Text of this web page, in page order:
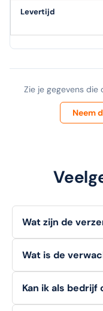
Levertijd
Zie je gegevens die
Neem
Wat zijn de
orderwaardevanaf
onder dit bedrag
€6,95.
Wat is de
doorgaans de
Kan ik als